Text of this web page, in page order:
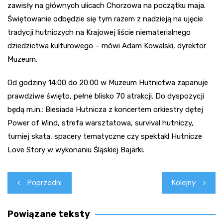
zawisły na głównych ulicach Chorzowa na początku maja.
Świętowanie odbędzie się tym razem z nadzieją na ujęcie
tradycji hutniczych na Krajowej liście niematerialnego
dziedzictwa kulturowego – mówi Adam Kowalski, dyrektor
Muzeum.
Od godziny 14:00 do 20:00 w Muzeum Hutnictwa zapanuje
prawdziwe święto, pełne blisko 70 atrakcji. Do dyspozycji
będą m.in.: Biesiada Hutnicza z koncertem orkiestry dętej
Power of Wind, strefa warsztatowa, survival hutniczy,
turniej skata, spacery tematyczne czy spektakl Hutnicze
Love Story w wykonaniu Śląskiej Bajarki.
Nawigacja
wpisu
Poprzedni Kolejny
Powiązane teksty